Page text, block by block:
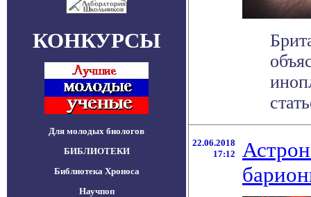
КОНКУРСЫ
Для молодых биологов
БИБЛИОТЕКИ
Библиотека Хроноса
Научпоп
22.06.2018
17:12